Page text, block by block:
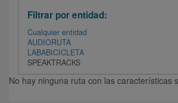
Filtrar por entidad:
Cualquier entidad
AUDIORUTA
LABABICICLETA
SPEAKTRACKS
No hay ninguna ruta con las características